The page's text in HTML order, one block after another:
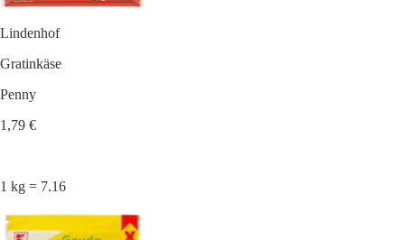
Lindenhof
Gratinkäse
Penny
1,79 €
1 kg = 7.16